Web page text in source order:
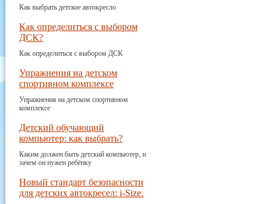
Как выбрать детское автокресло
Как определиться с выбором
ДСК?
Как определиться с выбором ДСК
Упражнения на детском
спортивном комплексе
Упражнения на детском спортивном
комплексе
Детский обучающий
компьютер: как выбрать?
Каким должен быть детский компьютер, и
зачем он нужен ребёнку
Новый стандарт безопасности
для детских автокресел: i-Size.